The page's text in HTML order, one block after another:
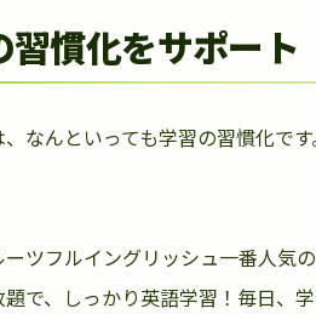
慣化をサポート
なんといっても学習の習慣化で
ツフルイングリッシュ一番人気の
で、しっかり英語学習！毎日、